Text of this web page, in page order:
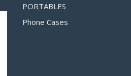
PORTABLES
Phone Cases